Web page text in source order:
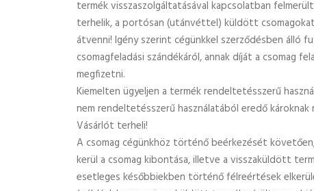
termék visszaszolgáltatásával kapcsolatban
terhelik, a portósan (utánvéttel) küldött
átvenni! Igény szerint cégünkkel szerződésben
csomagfeladási szándékáról, annak díját a csomag
megfizetni.
Kiemelten ügyeljen a termék rendeltetésszerű
nem rendeltetésszerű használatából eredő
Vásárlót terheli!
A csomag cégünkhöz történő beérkezését
kerül a csomag kibontása, illetve a visszaküldött
esetleges későbbiekben történő félreértések